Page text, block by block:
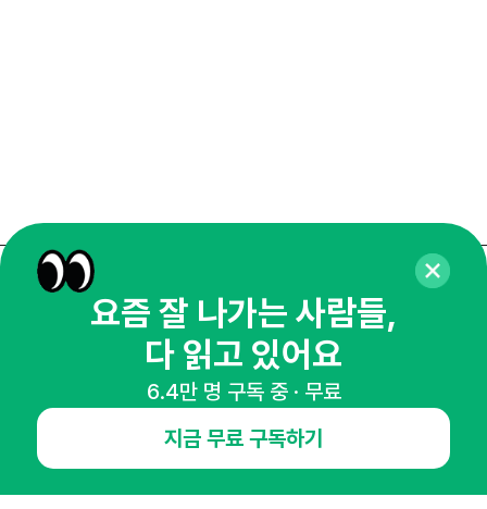
매주 화요일 아침,
마케팅 감각을 깨워 드릴게요!
65,043명의 마케터를 성장시키는 뉴스레터
요즘 잘 나가는 사람들,
다 읽고 있어요
6.4만 명 구독 중 · 무료
지금 무료 구독하기